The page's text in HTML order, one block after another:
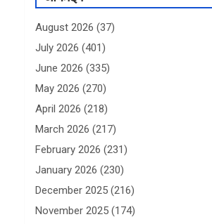
August 2026 (37)
July 2026 (401)
June 2026 (335)
May 2026 (270)
April 2026 (218)
March 2026 (217)
February 2026 (231)
January 2026 (230)
December 2025 (216)
November 2025 (174)